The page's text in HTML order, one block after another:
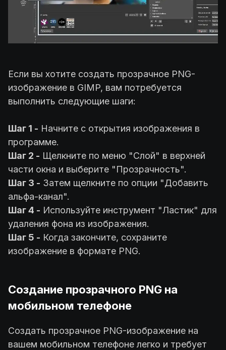
Если вы хотите создать прозрачное PNG-
изображение в GIMP, вам потребуется
выполнить следующие шаги:
Шаг 1 - Начните с открытия изображения в
программе.
Шаг 2 - Щелкните по меню "Слой" в верхней
части окна и выберите "Прозрачность".
Шаг 3 - Затем щелкните по опции "Добавить
альфа-канал".
Шаг 4 - Используйте инструмент "Ластик" для
удаления фона из изображения.
Шаг 5 - Когда закончите, сохраните
изображение в формате PNG.
Создание прозрачного PNG на
мобильном телефоне
Создать прозрачное PNG-изображение на
вашем мобильном телефоне легко и требует